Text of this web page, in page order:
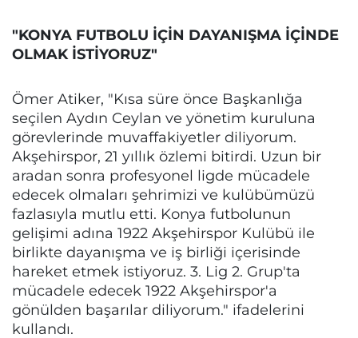
"KONYA FUTBOLU İÇİN DAYANIŞMA İÇİNDE
OLMAK İSTİYORUZ"
Ömer Atiker, "Kısa süre önce Başkanlığa
seçilen Aydın Ceylan ve yönetim kuruluna
görevlerinde muvaffakiyetler diliyorum.
Akşehirspor, 21 yıllık özlemi bitirdi. Uzun bir
aradan sonra profesyonel ligde mücadele
edecek olmaları şehrimizi ve kulübümüzü
fazlasıyla mutlu etti. Konya futbolunun
gelişimi adına 1922 Akşehirspor Kulübü ile
birlikte dayanışma ve iş birliği içerisinde
hareket etmek istiyoruz. 3. Lig 2. Grup'ta
mücadele edecek 1922 Akşehirspor'a
gönülden başarılar diliyorum." ifadelerini
kullandı.